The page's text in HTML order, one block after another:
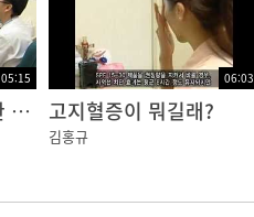
05:15
찬바람이 불면 심혈관 환자가 급증하는 이유?
06:03
고지혈증이 뭐길래?
김홍규